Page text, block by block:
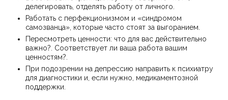
делегировать, отделять работу от личного.
Работать с перфекционизмом и «синдромом
самозванца», которые часто стоят за выгоранием.
Пересмотреть ценности: что для вас действительно
важно?. Соответствует ли ваша работа вашим
ценностям?.
При подозрении на депрессию направить к психиатру
для диагностики и, если нужно, медикаментозной
поддержки.